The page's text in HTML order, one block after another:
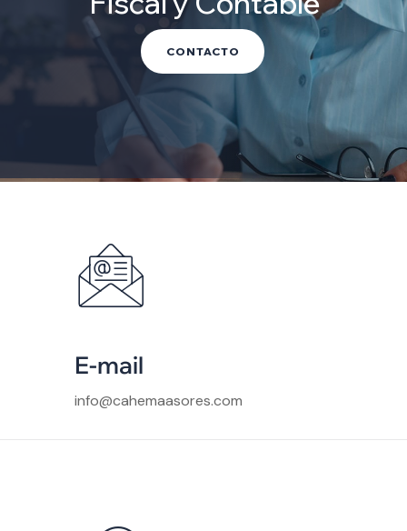
CONTACTO
E-mail
info@cahemaasores.com